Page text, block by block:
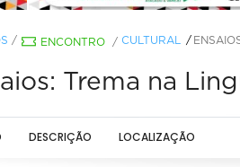
/ ENCONTRO / CULTURAL
Trema na
DESCRIÇÃO LOCALIZAÇÃO